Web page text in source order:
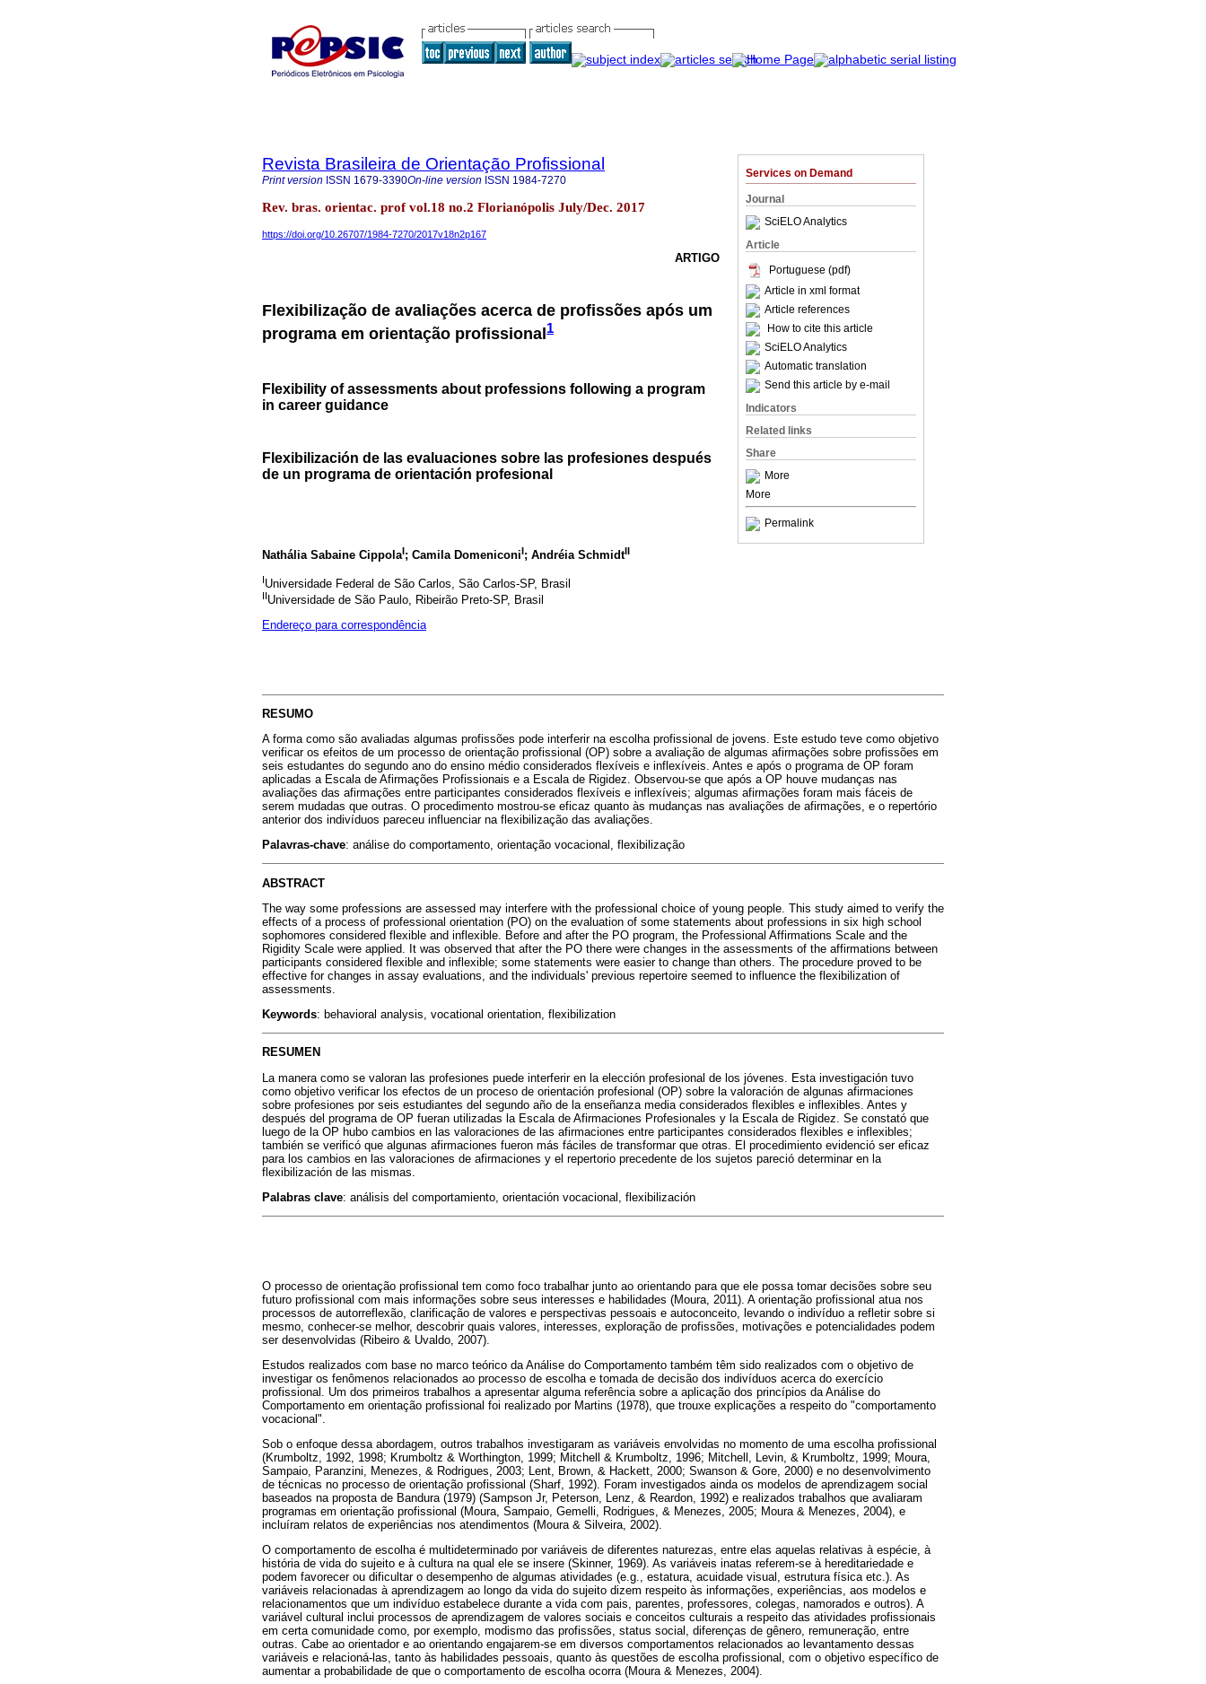
Services on Demand
Journal
SciELO Analytics
Article
Portuguese (pdf)
Article in xml format
Article references
How to cite this article
SciELO Analytics
Automatic translation
Send this article by e-mail
Indicators
Related links
Share
More
More
Permalink
Revista Brasileira de Orientação Profissional
Print version ISSN 1679-3390On-line version ISSN 1984-7270
Rev. bras. orientac. prof vol.18 no.2 Florianópolis July/Dec. 2017
https://doi.org/10.26707/1984-7270/2017v18n2p167
ARTIGO
Flexibilização de avaliações acerca de profissões após um
programa em orientação profissional 1
Flexibility of assessments about professions following a program
in career guidance
Flexibilización de las evaluaciones sobre las profesiones después
de un programa de orientación profesional
Nathália Sabaine CippolaI; Camila DomeniconiI; Andréia SchmidtII
IUniversidade Federal de São Carlos, São Carlos-SP, Brasil
IIUniversidade de São Paulo, Ribeirão Preto-SP, Brasil
Endereço para correspondência
RESUMO
A forma como são avaliadas algumas profissões pode interferir na escolha profissional de jovens. Este estudo teve como objetivo
verificar os efeitos de um processo de orientação profissional (OP) sobre a avaliação de algumas afirmações sobre profissões em
seis estudantes do segundo ano do ensino médio considerados flexíveis e inflexíveis. Antes e após o programa de OP foram
aplicadas a Escala de Afirmações Profissionais e a Escala de Rigidez. Observou-se que após a OP houve mudanças nas
avaliações das afirmações entre participantes considerados flexíveis e inflexíveis; algumas afirmações foram mais fáceis de
serem mudadas que outras. O procedimento mostrou-se eficaz quanto às mudanças nas avaliações de afirmações, e o repertório
anterior dos indivíduos pareceu influenciar na flexibilização das avaliações.
Palavras-chave: análise do comportamento, orientação vocacional, flexibilização
ABSTRACT
The way some professions are assessed may interfere with the professional choice of young people. This study aimed to verify the
effects of a process of professional orientation (PO) on the evaluation of some statements about professions in six high school
sophomores considered flexible and inflexible. Before and after the PO program, the Professional Affirmations Scale and the
Rigidity Scale were applied. It was observed that after the PO there were changes in the assessments of the affirmations between
participants considered flexible and inflexible; some statements were easier to change than others. The procedure proved to be
effective for changes in assay evaluations, and the individuals' previous repertoire seemed to influence the flexibilization of
assessments.
Keywords: behavioral analysis, vocational orientation, flexibilization
RESUMEN
La manera como se valoran las profesiones puede interferir en la elección profesional de los jóvenes. Esta investigación tuvo
como objetivo verificar los efectos de un proceso de orientación profesional (OP) sobre la valoración de algunas afirmaciones
sobre profesiones por seis estudiantes del segundo año de la enseñanza media considerados flexibles e inflexibles. Antes y
después del programa de OP fueran utilizadas la Escala de Afirmaciones Profesionales y la Escala de Rigidez. Se constató que
luego de la OP hubo cambios en las valoraciones de las afirmaciones entre participantes considerados flexibles e inflexibles;
también se verificó que algunas afirmaciones fueron más fáciles de transformar que otras. El procedimiento evidenció ser eficaz
para los cambios en las valoraciones de afirmaciones y el repertorio precedente de los sujetos pareció determinar en la
flexibilización de las mismas.
Palabras clave: análisis del comportamiento, orientación vocacional, flexibilización
O processo de orientação profissional tem como foco trabalhar junto ao orientando para que ele possa tomar decisões sobre seu
futuro profissional com mais informações sobre seus interesses e habilidades (Moura, 2011). A orientação profissional atua nos
processos de autorreflexão, clarificação de valores e perspectivas pessoais e autoconceito, levando o indivíduo a refletir sobre si
mesmo, conhecer-se melhor, descobrir quais valores, interesses, exploração de profissões, motivações e potencialidades podem
ser desenvolvidas (Ribeiro & Uvaldo, 2007).
Estudos realizados com base no marco teórico da Análise do Comportamento também têm sido realizados com o objetivo de
investigar os fenômenos relacionados ao processo de escolha e tomada de decisão dos indivíduos acerca do exercício
profissional. Um dos primeiros trabalhos a apresentar alguma referência sobre a aplicação dos princípios da Análise do
Comportamento em orientação profissional foi realizado por Martins (1978), que trouxe explicações a respeito do "comportamento
vocacional".
Sob o enfoque dessa abordagem, outros trabalhos investigaram as variáveis envolvidas no momento de uma escolha profissional
(Krumboltz, 1992, 1998; Krumboltz & Worthington, 1999; Mitchell & Krumboltz, 1996; Mitchell, Levin, & Krumboltz, 1999; Moura,
Sampaio, Paranzini, Menezes, & Rodrigues, 2003; Lent, Brown, & Hackett, 2000; Swanson & Gore, 2000) e no desenvolvimento
de técnicas no processo de orientação profissional (Sharf, 1992). Foram investigados ainda os modelos de aprendizagem social
baseados na proposta de Bandura (1979) (Sampson Jr, Peterson, Lenz, & Reardon, 1992) e realizados trabalhos que avaliaram
programas em orientação profissional (Moura, Sampaio, Gemelli, Rodrigues, & Menezes, 2005; Moura & Menezes, 2004), e
incluíram relatos de experiências nos atendimentos (Moura & Silveira, 2002).
O comportamento de escolha é multideterminado por variáveis de diferentes naturezas, entre elas aquelas relativas à espécie, à
história de vida do sujeito e à cultura na qual ele se insere (Skinner, 1969). As variáveis inatas referem-se à hereditariedade e
podem favorecer ou dificultar o desempenho de algumas atividades (e.g., estatura, acuidade visual, estrutura física etc.). As
variáveis relacionadas à aprendizagem ao longo da vida do sujeito dizem respeito às informações, experiências, aos modelos e
relacionamentos que um indivíduo estabelece durante a vida com pais, parentes, professores, colegas, namorados e outros). A
variável cultural inclui processos de aprendizagem de valores sociais e conceitos culturais a respeito das atividades profissionais
em certa comunidade como, por exemplo, modismo das profissões, status social, diferenças de gênero, remuneração, entre
outras. Cabe ao orientador e ao orientando engajarem-se em diversos comportamentos relacionados ao levantamento dessas
variáveis e relacioná-las, tanto às habilidades pessoais, quanto às questões de escolha profissional, com o objetivo específico de
aumentar a probabilidade de que o comportamento de escolha ocorra (Moura & Menezes, 2004).